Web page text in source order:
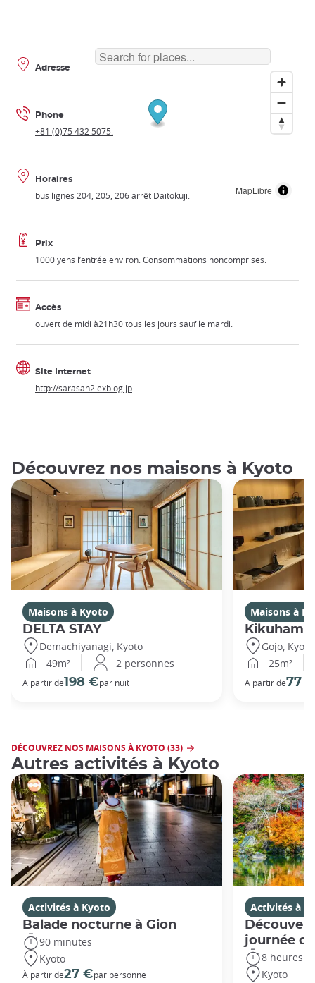
MapLibre
Adresse
Phone
+81 (0)75 432 5075.
Horaires
bus lignes 204, 205, 206 arrêt Daitokuji.
Prix
1000 yens l’entrée environ. Consommations noncomprises.
Accès
ouvert de midi à21h30 tous les jours sauf le mardi.
Site Internet
http://sarasan2.exblog.jp
Découvrez nos maisons à Kyoto
Maisons à Kyoto
DELTA STAY
Demachiyanagi, Kyoto
49m²
2 personnes
A partir de198 €par nuit
Maisons à
Kikuhama
Gojo, Kyoto
25m²
A partir de77 €
DÉCOUVREZ NOS MAISONS À KYOTO (33)
Autres activités à Kyoto
Activités à Kyoto
Balade nocturne à Gion
90 minutes
Kyoto
À partir de27 €par personne
Activités à
journée
8 heures
Kyoto